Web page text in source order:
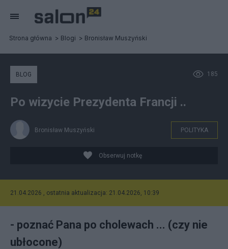
Strona główna Blogi Bronisław Muszyński
185
BLOG
Po wizycie Prezydenta Francji ..
Bronisław Muszyński POLITYKA
Obserwuj notkę
21.04.2026 , ostatnia aktualizacja: 21.04.2026, 10:39
- poznać Pana po cholewach ... (czy nie
ubłocone)